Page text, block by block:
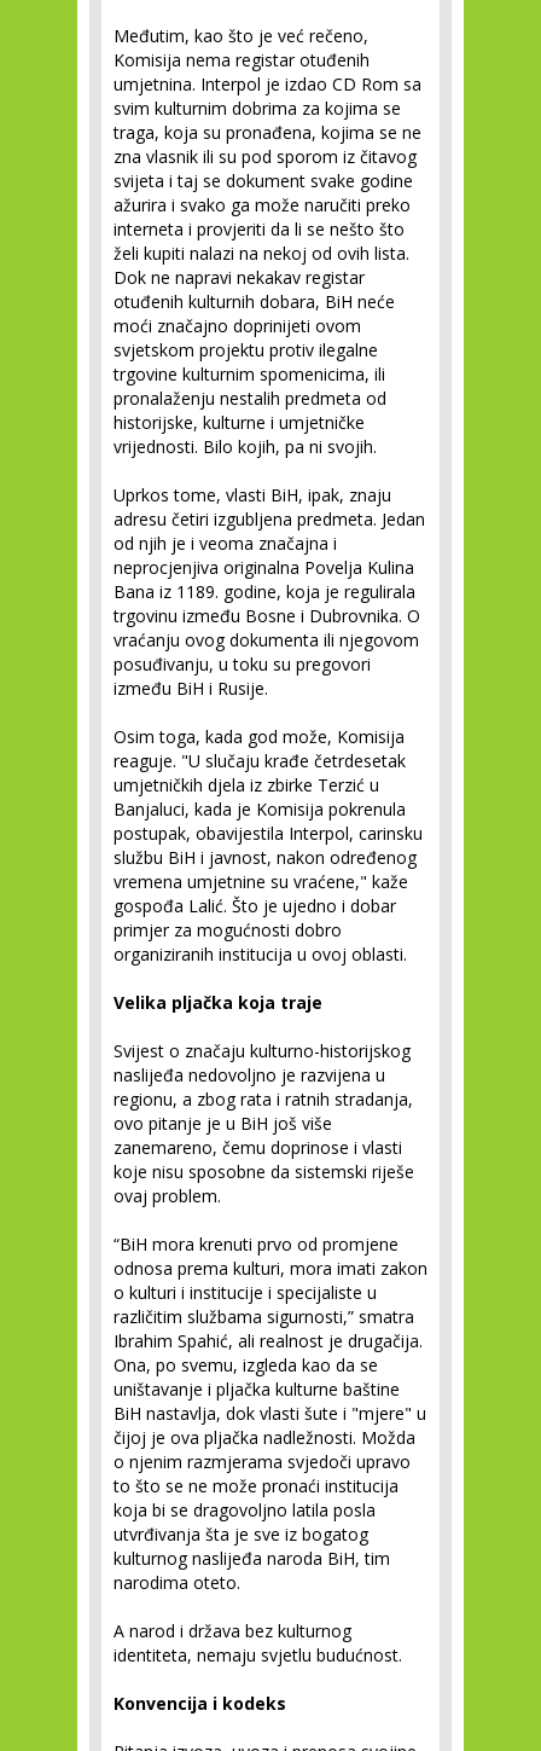
Međutim, kao što je već rečeno,
Komisija nema registar otuđenih
umjetnina. Interpol je izdao CD Rom sa
svim kulturnim dobrima za kojima se
traga, koja su pronađena, kojima se ne
zna vlasnik ili su pod sporom iz čitavog
svijeta i taj se dokument svake godine
ažurira i svako ga može naručiti preko
interneta i provjeriti da li se nešto što
želi kupiti nalazi na nekoj od ovih lista.
Dok ne napravi nekakav registar
otuđenih kulturnih dobara, BiH neće
moći značajno doprinijeti ovom
svjetskom projektu protiv ilegalne
trgovine kulturnim spomenicima, ili
pronalaženju nestalih predmeta od
historijske, kulturne i umjetničke
vrijednosti. Bilo kojih, pa ni svojih.
Uprkos tome, vlasti BiH, ipak, znaju
adresu četiri izgubljena predmeta. Jedan
od njih je i veoma značajna i
neprocjenjiva originalna Povelja Kulina
Bana iz 1189. godine, koja je regulirala
trgovinu između Bosne i Dubrovnika. O
vraćanju ovog dokumenta ili njegovom
posuđivanju, u toku su pregovori
između BiH i Rusije.
Osim toga, kada god može, Komisija
reaguje. "U slučaju krađe četrdesetak
umjetničkih djela iz zbirke Terzić u
Banjaluci, kada je Komisija pokrenula
postupak, obavijestila Interpol, carinsku
službu BiH i javnost, nakon određenog
vremena umjetnine su vraćene," kaže
gospođa Lalić. Što je ujedno i dobar
primjer za mogućnosti dobro
organiziranih institucija u ovoj oblasti.
Velika pljačka koja traje
Svijest o značaju kulturno-historijskog
naslijeđa nedovoljno je razvijena u
regionu, a zbog rata i ratnih stradanja,
ovo pitanje je u BiH još više
zanemareno, čemu doprinose i vlasti
koje nisu sposobne da sistemski riješe
ovaj problem.
“BiH mora krenuti prvo od promjene
odnosa prema kulturi, mora imati zakon
o kulturi i institucije i specijaliste u
različitim službama sigurnosti,” smatra
Ibrahim Spahić, ali realnost je drugačija.
Ona, po svemu, izgleda kao da se
uništavanje i pljačka kulturne baštine
BiH nastavlja, dok vlasti šute i "mjere" u
čijoj je ova pljačka nadležnosti. Možda
o njenim razmjerama svjedoči upravo
to što se ne može pronaći institucija
koja bi se dragovoljno latila posla
utvrđivanja šta je sve iz bogatog
kulturnog naslijeđa naroda BiH, tim
narodima oteto.
A narod i država bez kulturnog
identiteta, nemaju svjetlu budućnost.
Konvencija i kodeks